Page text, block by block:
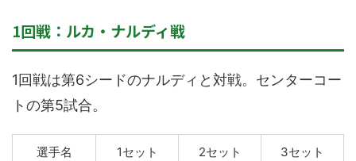
1回戦：ルカ・ナルディ戦
1回戦は第6シードのナルディと対戦。センターコー
トの第5試合。
選手名 1セット 2セット 3セット